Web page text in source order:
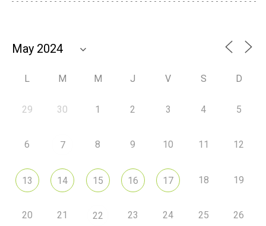
L M M J V S D
29 30 1 2 3 4 5
6 7 8 9 10 11 12
13 14 15 16 17 18 19
20 21 22 23 24 25 26